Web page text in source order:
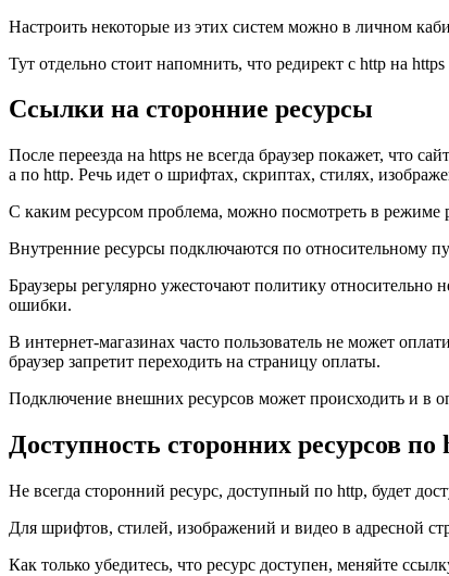
Настроить некоторые из этих систем можно в личном
Тут отдельно стоит напомнить, что редирект с http на
Ссылки на сторонние ресурсы
После переезда на https не всегда браузер покажет, что
а по http. Речь идет о шрифтах, скриптах, стилях,
С каким ресурсом проблема, можно посмотреть в режиме
Внутренние ресурсы подключаются по относительному
Браузеры регулярно ужесточают политику относительно
ошибки.
В интернет-магазинах часто пользователь не может
браузер запретит переходить на страницу оплаты.
Подключение внешних ресурсов может происходить и в
Доступность сторонних ресурсов по
Не всегда сторонний ресурс, доступный по http, будет
Для шрифтов, стилей, изображений и видео в адресной
Как только убедитесь, что ресурс доступен, меняйте